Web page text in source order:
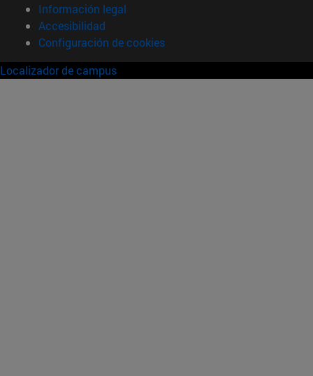
Información legal
Accesibilidad
Configuración de cookies
Localizador de campus